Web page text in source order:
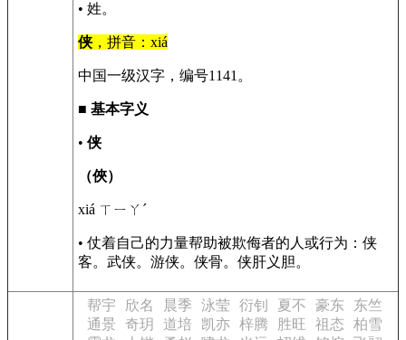
• 姓。
侠，拼音：xiá
中国一级汉字，编号1141。
■ 基本字义
• 侠
（俠）
xiá ㄒㄧㄚˊ
• 仗着自己的力量帮助被欺侮者的人或行为：侠
客。武侠。游侠。侠骨。侠肝义胆。
帮宇 欣名 晨季 泳莹 衍钊 夏不 豪东
东竺
通景
奇玥 道培 凯亦 梓腾 胜旺 祖态
柏雪